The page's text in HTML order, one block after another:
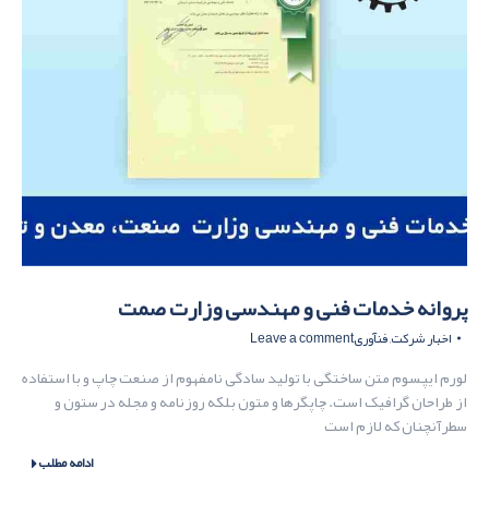
پروانه خدمات فنی و مهندسی وزارت صمت
اخبار شرکت,فنآوریLeave a comment
لورم ایپسوم متن ساختگی با تولید سادگی نامفهوم از صنعت چاپ و با استفاده
از طراحان گرافیک است. چاپگرها و متون بلکه روزنامه و مجله در ستون و
سطرآنچنان که لازم است
ادامه مطلب